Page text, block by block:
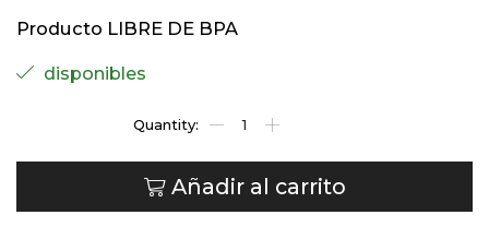
Producto LIBRE DE BPA
disponibles
Añadir al carrito